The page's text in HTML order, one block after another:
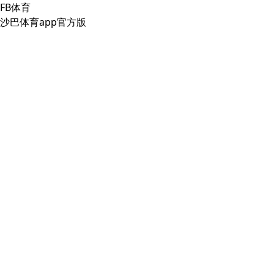
FB体育
沙巴体育app官方版